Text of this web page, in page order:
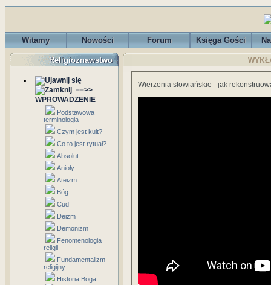
Witamy Nowości Forum Księga Gości
Religioznawstwo
==>>
WPROWADZENIE
Podstawowa
terminologia
Czym jest kult?
Co to jest rytuał?
Absolut
Anioły
Ateizm
Bóg
Cud
Deizm
Demonizm
Fenomenologia
religii
Fundamentalizm
religijny
Historia Boga
Wierzenia słowiańskie - jak